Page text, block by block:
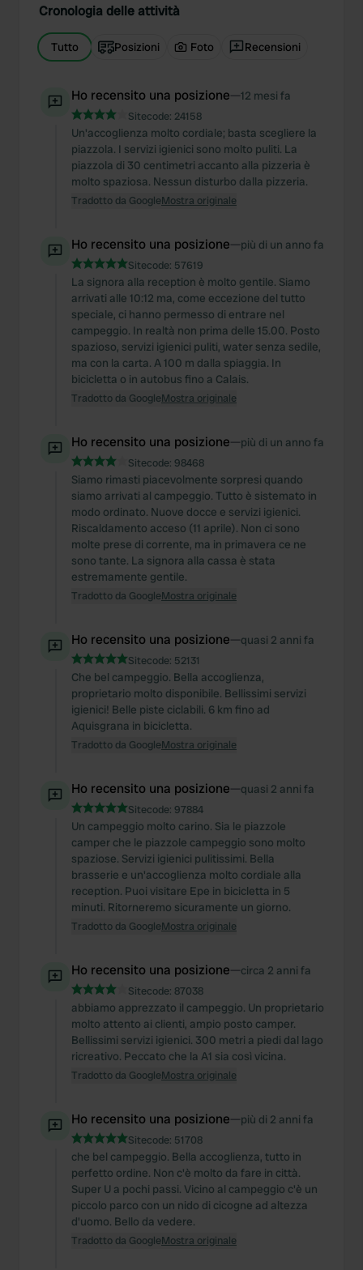
Cronologia delle attività
Tutto Posizioni Foto Recensioni
Ho recensito una posizione—12 mesi fa
Sitecode: 24158
Un'accoglienza molto cordiale; basta scegliere la
piazzola. I servizi igienici sono molto puliti. La
piazzola di 30 centimetri accanto alla pizzeria è
molto spaziosa. Nessun disturbo dalla pizzeria.
Tradotto da GoogleMostra originale
Ho recensito una posizione—più di un anno fa
Sitecode: 57619
La signora alla reception è molto gentile. Siamo
arrivati alle 10:12 ma, come eccezione del tutto
speciale, ci hanno permesso di entrare nel
campeggio. In realtà non prima delle 15.00. Posto
spazioso, servizi igienici puliti, water senza sedile,
ma con la carta. A 100 m dalla spiaggia. In
bicicletta o in autobus fino a Calais.
Tradotto da GoogleMostra originale
Ho recensito una posizione—più di un anno fa
Sitecode: 98468
Siamo rimasti piacevolmente sorpresi quando
siamo arrivati al campeggio. Tutto è sistemato in
modo ordinato. Nuove docce e servizi igienici.
Riscaldamento acceso (11 aprile). Non ci sono
molte prese di corrente, ma in primavera ce ne
sono tante. La signora alla cassa è stata
estremamente gentile.
Tradotto da GoogleMostra originale
Ho recensito una posizione—quasi 2 anni fa
Sitecode: 52131
Che bel campeggio. Bella accoglienza,
proprietario molto disponibile. Bellissimi servizi
igienici! Belle piste ciclabili. 6 km fino ad
Aquisgrana in bicicletta.
Tradotto da GoogleMostra originale
Ho recensito una posizione—quasi 2 anni fa
Sitecode: 97884
Un campeggio molto carino. Sia le piazzole
camper che le piazzole campeggio sono molto
spaziose. Servizi igienici pulitissimi. Bella
brasserie e un'accoglienza molto cordiale alla
reception. Puoi visitare Epe in bicicletta in 5
minuti. Ritorneremo sicuramente un giorno.
Tradotto da GoogleMostra originale
Ho recensito una posizione—circa 2 anni fa
Sitecode: 87038
abbiamo apprezzato il campeggio. Un proprietario
molto attento ai clienti, ampio posto camper.
Bellissimi servizi igienici. 300 metri a piedi dal lago
ricreativo. Peccato che la A1 sia così vicina.
Tradotto da GoogleMostra originale
Ho recensito una posizione—più di 2 anni fa
Sitecode: 51708
che bel campeggio. Bella accoglienza, tutto in
perfetto ordine. Non c'è molto da fare in città.
Super U a pochi passi. Vicino al campeggio c'è un
piccolo parco con un nido di cicogne ad altezza
d'uomo. Bello da vedere.
Tradotto da GoogleMostra originale